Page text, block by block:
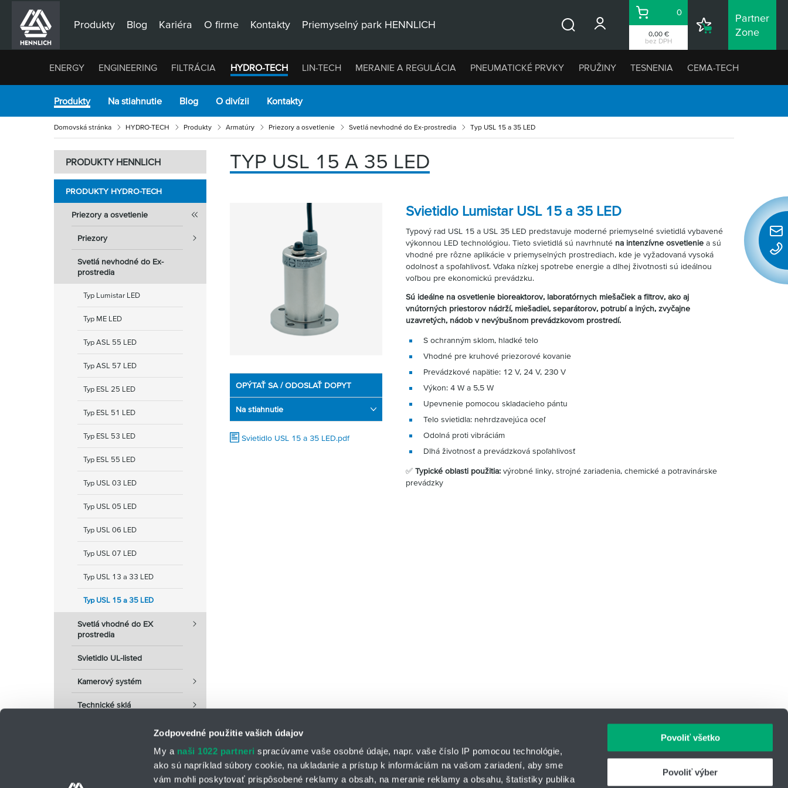
Zodpovedné použitie vašich údajov
My a naši 1022 partneri spracúvame vaše osobné údaje, napr. vaše číslo IP pomocou technológie,
ako sú napríklad súbory cookie, na ukladanie a prístup k informáciám na vašom zariadení, aby sme
vám mohli poskytovať prispôsobené reklamy a obsah, na meranie reklamy a obsahu, štatistiky publika
Povoliť všetko
Povoliť výber
Produkty Blog Kariéra O firme Kontakty Priemyselný park HENNLICH
0,00 €
bez DPH
Košík
0
Nákupný
Partner
Zone
ENERGY ENGINEERING FILTRÁCIA HYDRO-TECH LIN-TECH MERANIE A REGULÁCIA PNEUMATICKÉ PRVKY PRUŽINY TESNENIA CEMA-TECH
Produkty Na stiahnutie Blog O divízii Kontakty
Domovská stránka HYDRO-TECH Produkty Armatúry Priezory a osvetlenie Svetlá nevhodné do Ex-prostredia Typ USL 15 a 35 LED
PRODUKTY HENNLICH
PRODUKTY HYDRO-TECH
Priezory a osvetlenie
Priezory
Svetlá nevhodné do Ex-
prostredia
Typ Lumistar LED
Typ ME LED
Typ ASL 55 LED
Typ ASL 57 LED
Typ ESL 25 LED
Typ ESL 51 LED
Typ ESL 53 LED
Typ ESL 55 LED
Typ USL 03 LED
Typ USL 05 LED
Typ USL 06 LED
Typ USL 07 LED
Typ USL 13 a 33 LED
Typ USL 15 a 35 LED
Svetlá vhodné do EX
prostredia
Svietidlo UL-listed
Kamerový systém
Technické sklá
TYP USL 15 A 35 LED
OPÝTAŤ SA / ODOSLAŤ DOPYT
Na stiahnutie
Svietidlo USL 15 a 35 LED.pdf
Svietidlo Lumistar USL 15 a 35 LED
Typový rad USL 15 a USL 35 LED predstavuje moderné priemyselné svietidlá vybavené
výkonnou LED technológiou. Tieto svietidlá sú navrhnuté na intenzívne osvetlenie a sú
vhodné pre rôzne aplikácie v priemyselných prostrediach, kde je vyžadovaná vysoká
odolnosť a spoľahlivosť. Vďaka nízkej spotrebe energie a dlhej životnosti sú ideálnou
voľbou pre ekonomickú prevádzku.
Sú ideálne na osvetlenie bioreaktorov, laboratórnych miešačiek a filtrov, ako aj
vnútorných priestorov nádrží, miešadiel, separátorov, potrubí a iných, zvyčajne
uzavretých, nádob v nevýbušnom prevádzkovom prostredí.
S ochranným sklom, hladké telo
Vhodné pre kruhové priezorové kovanie
Prevádzkové napätie: 12 V, 24 V, 230 V
Výkon: 4 W a 5,5 W
Upevnenie pomocou skladacieho pántu
Telo svietidla: nehrdzavejúca oceľ
Odolná proti vibráciám
Dlhá životnosť a prevádzková spoľahlivosť
✅ Typické oblasti použitia: výrobné linky, strojné zariadenia, chemické a potravinárske
prevádzky